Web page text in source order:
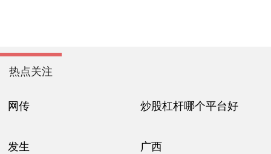
热点关注
网传 炒股杠杆哪个平台好
发生 广西